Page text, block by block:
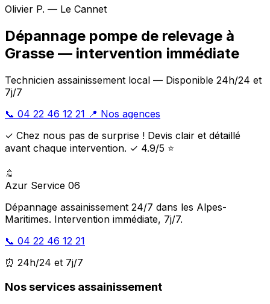
Olivier P. — Le Cannet
Dépannage pompe de relevage à
Grasse — intervention immédiate
Technicien assainissement local — Disponible 24h/24 et
7j/7
📞 04 22 46 12 21 📍 Nos agences
✓ Chez nous pas de surprise ! Devis clair et détaillé
avant chaque intervention. ✓ 4.9/5 ⭐
🚿
Azur Service 06
Dépannage assainissement 24/7 dans les Alpes-
Maritimes. Intervention immédiate, 7j/7.
📞 04 22 46 12 21
⏰ 24h/24 et 7j/7
Nos services assainissement